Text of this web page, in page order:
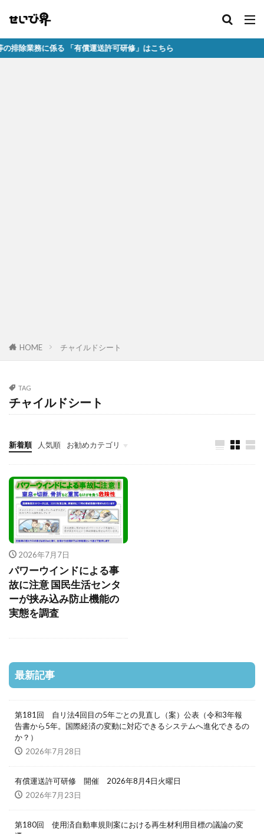
務に係る 「有償運送許可研修」はこちら
HOME チャイルドシート
TAG
チャイルドシート
新着順 人気順 お勧めカテゴリ
故障診断整備のススメ
2026年7月7日
パワーウインドによる事
故に注意 国民生活センタ
ーが挟み込み防止機能の
実態を調査
最新記事
第181回 自リ法4回目の5年ごとの見直し（案）公表（令和3年報
告書から5年。国際経済の変動に対応できるシステムへ進化できるの
か？）
2026年7月28日
有償運送許可研修 開催 2026年8月4日火曜日
2026年7月23日
第180回 使用済自動車規則案における再生材利用目標の議論の変